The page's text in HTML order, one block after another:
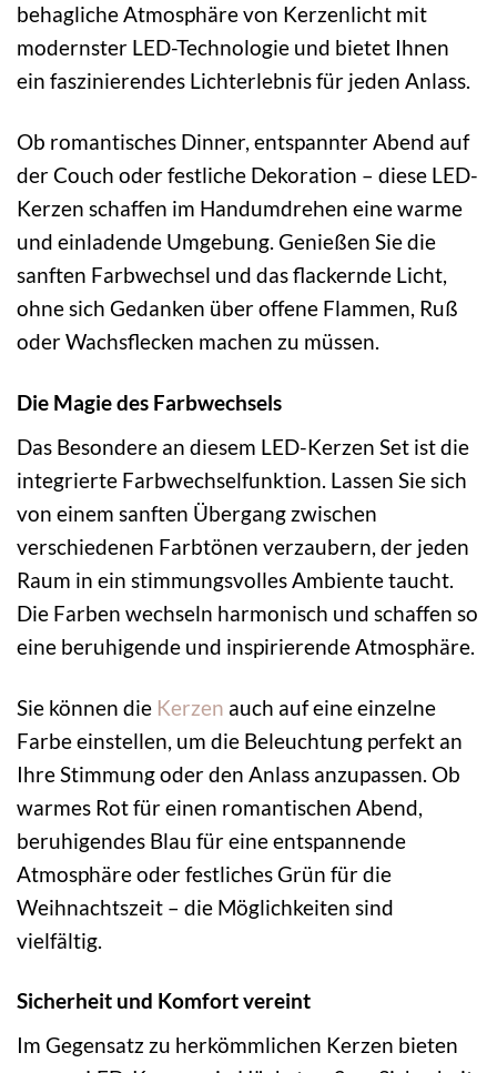
behagliche Atmosphäre von Kerzenlicht mit
modernster LED-Technologie und bietet Ihnen
ein faszinierendes Lichterlebnis für jeden Anlass.
Ob romantisches Dinner, entspannter Abend auf
der Couch oder festliche Dekoration – diese LED-
Kerzen schaffen im Handumdrehen eine warme
und einladende Umgebung. Genießen Sie die
sanften Farbwechsel und das flackernde Licht,
ohne sich Gedanken über offene Flammen, Ruß
oder Wachsflecken machen zu müssen.
Die Magie des Farbwechsels
Das Besondere an diesem LED-Kerzen Set ist die
integrierte Farbwechselfunktion. Lassen Sie sich
von einem sanften Übergang zwischen
verschiedenen Farbtönen verzaubern, der jeden
Raum in ein stimmungsvolles Ambiente taucht.
Die Farben wechseln harmonisch und schaffen so
eine beruhigende und inspirierende Atmosphäre.
Sie können die Kerzen auch auf eine einzelne
Farbe einstellen, um die Beleuchtung perfekt an
Ihre Stimmung oder den Anlass anzupassen. Ob
warmes Rot für einen romantischen Abend,
beruhigendes Blau für eine entspannende
Atmosphäre oder festliches Grün für die
Weihnachtszeit – die Möglichkeiten sind
vielfältig.
Sicherheit und Komfort vereint
Im Gegensatz zu herkömmlichen Kerzen bieten